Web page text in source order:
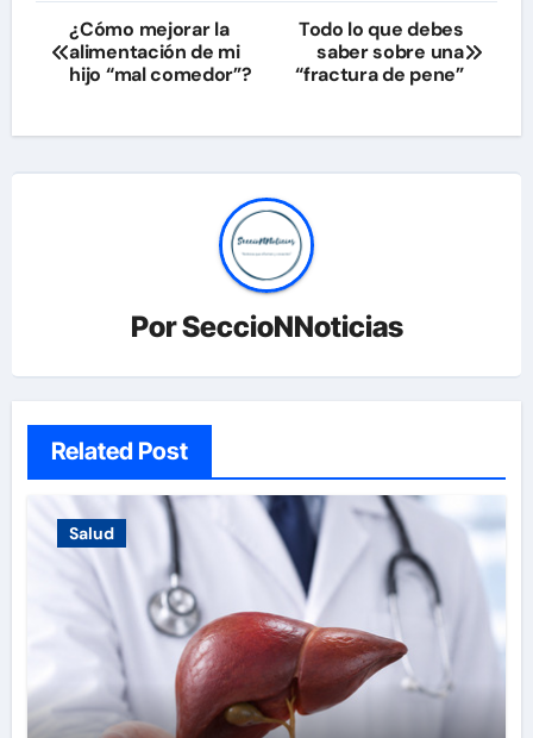
Navegación
de
¿Cómo mejorar la
alimentación de mi
hijo “mal comedor”?
Todo lo que debes
saber sobre una
“fractura de pene”
PorSeccioNNoticias
Related Post
Salud